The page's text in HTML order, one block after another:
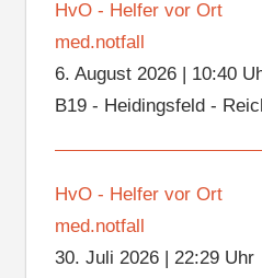
HvO - Helfer vor Ort
med.notfall
6. August 2026| 10:40
B19 - Heidingsfeld -
HvO - Helfer vor Ort
med.notfall
30. Juli 2026| 22:29 Uhr